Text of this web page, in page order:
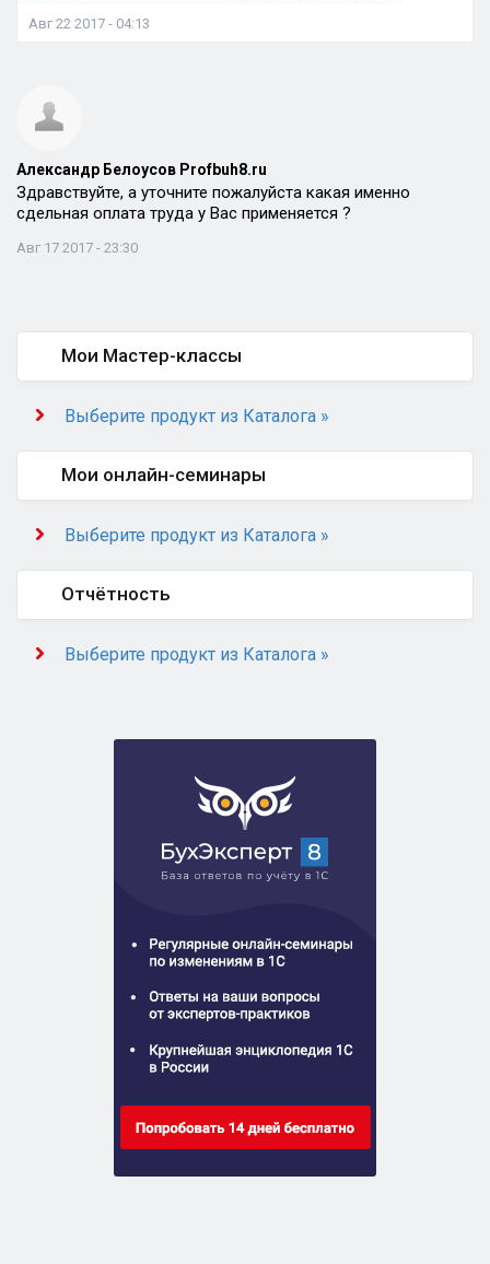
Авг 22 2017 - 04:13
Александр Белоусов Profbuh8.ru
Здравствуйте, а уточните пожалуйста какая именно
сдельная оплата труда у Вас применяется ?
Авг 17 2017 - 23:30
Мои Мастер-классы
Выберите продукт из Каталога »
Мои онлайн-семинары
Выберите продукт из Каталога »
Отчётность
Выберите продукт из Каталога »